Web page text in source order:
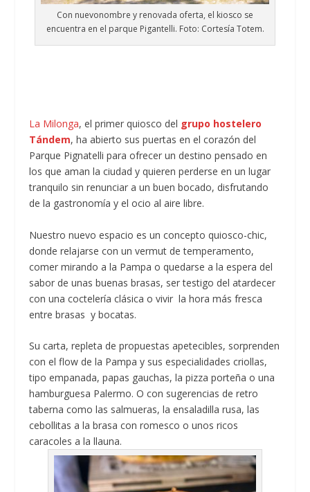
Con nuevonombre y renovada oferta, el kiosco se
encuentra en el parque Pigantelli. Foto: Cortesía Totem.
La Milonga, el primer quiosco del grupo hostelero
Tándem, ha abierto sus puertas en el corazón del
Parque Pignatelli para ofrecer un destino pensado en
los que aman la ciudad y quieren perderse en un lugar
tranquilo sin renunciar a un buen bocado, disfrutando
de la gastronomía y el ocio al aire libre.
Nuestro nuevo espacio es un concepto quiosco-chic,
donde relajarse con un vermut de temperamento,
comer mirando a la Pampa o quedarse a la espera del
sabor de unas buenas brasas, ser testigo del atardecer
con una coctelería clásica o vivir la hora más fresca
entre brasas y bocatas.
Su carta, repleta de propuestas apetecibles, sorprenden
con el flow de la Pampa y sus especialidades criollas,
tipo empanada, papas gauchas, la pizza porteña o una
hamburguesa Palermo. O con sugerencias de retro
taberna como las salmueras, la ensaladilla rusa, las
cebollitas a la brasa con romesco o unos ricos
caracoles a la llauna.